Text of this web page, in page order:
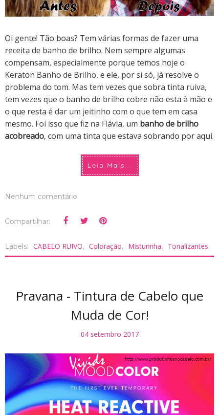
Oi gente! Tão boas? Tem várias formas de fazer uma
receita de banho de brilho. Nem sempre algumas
compensam, especialmente porque temos hoje o
Keraton Banho de Brilho, e ele, por si só, já resolve o
problema do tom. Mas tem vezes que sobra tinta ruiva,
tem vezes que o banho de brilho cobre não esta à mão e
o que resta é dar um jeitinho com o que tem em casa
mesmo. Foi isso que fiz na Flávia, um banho de brilho
acobreado, com uma tinta que estava sobrando por aqui.
Leia Mais...
Nenhum comentário
Compartilhar:
Labels: CABELO RUIVO, Coloração, Misturinha, Tonalizantes
Pravana - Tintura de Cabelo que
Muda de Cor!
04 setembro 2017